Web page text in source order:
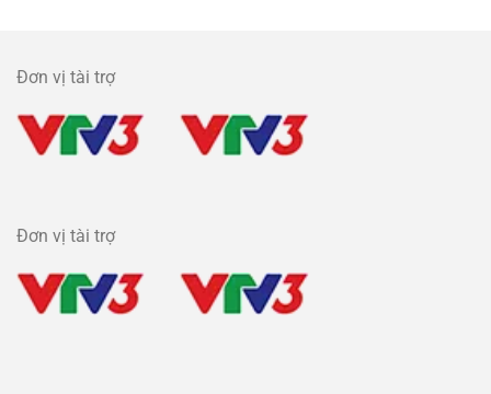
Đơn vị tài trợ
Đơn vị tài trợ